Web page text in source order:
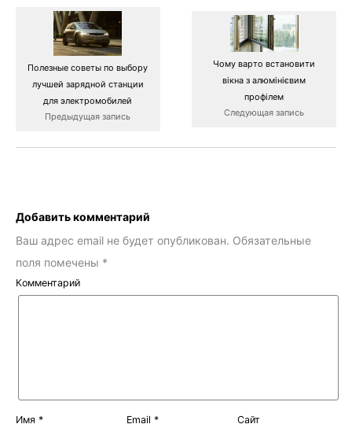
Полезные советы по выбору
лучшей зарядной станции
для электромобилей
Предыдущая запись
Чому варто встановити
вікна з алюмінієвим
профілем
Следующая запись
Добавить комментарий
Ваш адрес email не будет опубликован. Обязательные
поля помечены *
Комментарий
Имя * Email * Сайт